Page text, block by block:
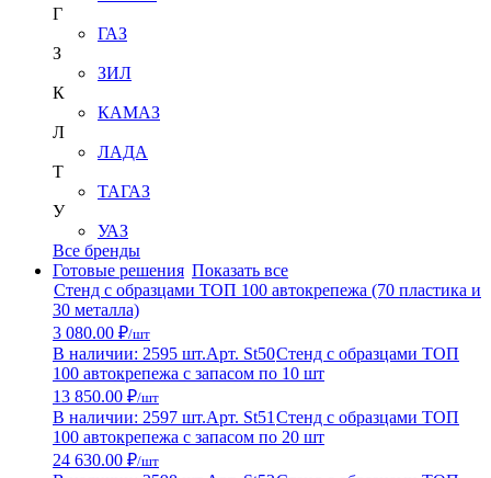
Г
ГАЗ
З
ЗИЛ
К
КАМАЗ
Л
ЛАДА
Т
ТАГАЗ
У
УАЗ
Все бренды
Готовые решения Показать все
Стенд с образцами ТОП 100 автокрепежа (70 пластика и
30 металла)
3 080.00 ₽/шт
В наличии: 2595 шт.Арт. St50Стенд с образцами ТОП
100 автокрепежа с запасом по 10 шт
13 850.00 ₽/шт
В наличии: 2597 шт.Арт. St51 Стенд с образцами ТОП
100 автокрепежа с запасом по 20 шт
24 630.00 ₽/шт